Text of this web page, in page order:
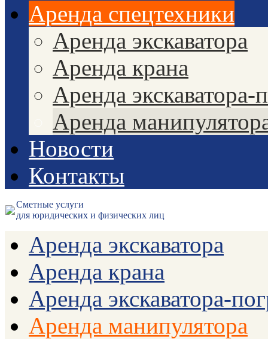
Аренда спецтехники
Аренда экскаватора
Аренда крана
Аренда экскаватора-
Аренда
Новости
Контакты
Сметные услуги
для юридических и физических лиц
Аренда экскаватора
Аренда крана
Аренда экскаватора-
Аренда манипулятора